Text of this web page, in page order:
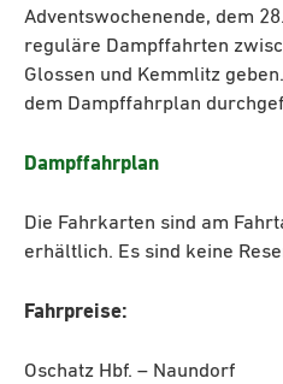
Adventswochenende, dem
reguläre Dampffahrten
Glossen und Kemmlitz
dem Dampffahrplan
Dampffahrplan
Die Fahrkarten sind am
erhältlich. Es sind keine
Fahrpreise:
Oschatz Hbf. –